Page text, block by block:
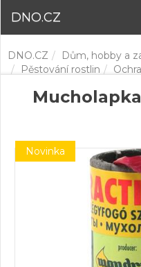
DNO.CZ
DNO.CZ Dům, hobby a
Pěstování rostlin
Novinka